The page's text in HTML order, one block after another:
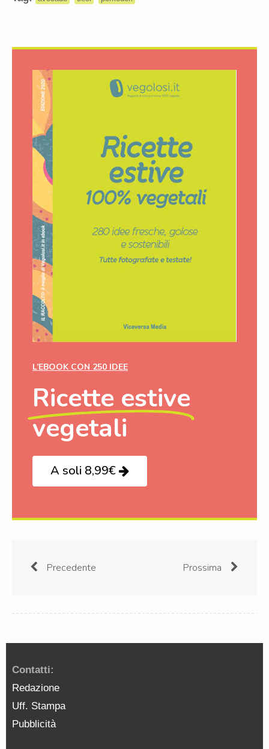
L’EBOOK CON 250 IDEE
Ricette estive
vegetali
A soli 8,99€
Precedente Prossima
Contatti:
Redazione
Uff. Stampa
Pubblicità